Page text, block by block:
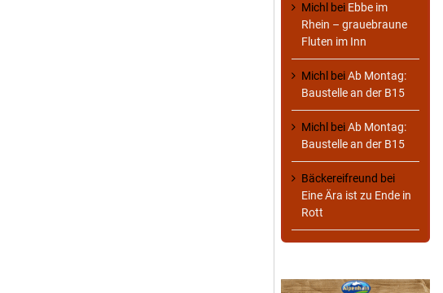
Michl bei Ebbe im
Rhein – grauebraune
Fluten im Inn
Michl beiAb Montag:
Baustelle an der B15
Michl beiAb Montag:
Baustelle an der B15
Bäckereifreund bei
Eine Ära ist zu Ende in
Rott